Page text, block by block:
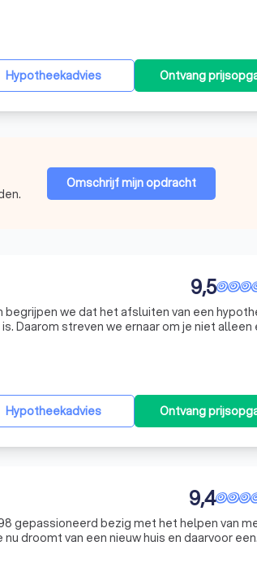
Hypotheekadvies Ontvang
Omschrijf mijn opdracht
9,5
we dat het afsluiten van een
Daarom streven we ernaar om je niet alleen
Hypotheekadvies Ontvang
9,4
gepassioneerd bezig met het helpen van
droomt van een nieuw huis en daarvoor een